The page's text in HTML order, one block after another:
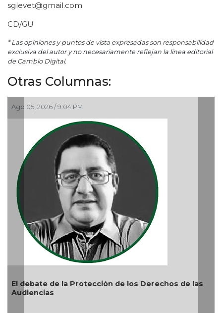
sglevet@gmail.com
CD/GU
* Las opiniones y puntos de vista expresadas son responsabilidad
exclusiva del autor y no necesariamente reflejan la línea editorial
de Cambio Digital.
Otras Columnas:
Ago 05, 2026 / 9:04 PM
El debate de la Protección de los Derechos de las
Audiencias